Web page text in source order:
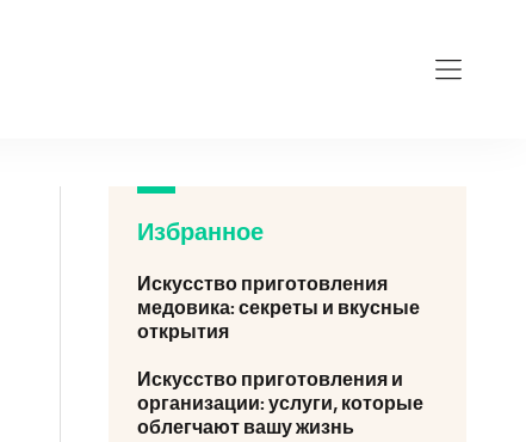
Избранное
Искусство приготовления
медовика: секреты и вкусные
открытия
Искусство приготовления и
организации: услуги, которые
облегчают вашу жизнь